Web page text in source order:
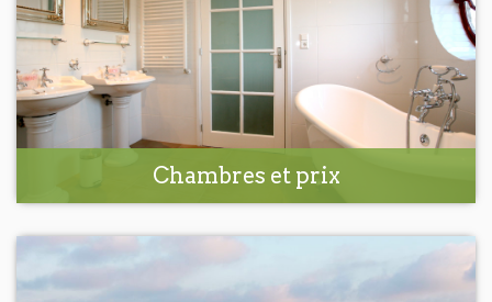
Chambres et prix